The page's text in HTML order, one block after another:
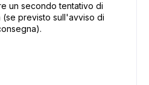
un secondo tentativo di
(se previsto sull'avviso di